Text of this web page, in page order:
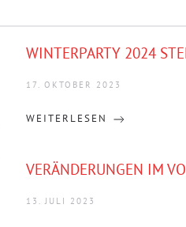
WINTERPARTY 2024
17. OKTOBER 2023
WEITERLESEN
VERÄNDERUNGEN IM
13. JULI 2023